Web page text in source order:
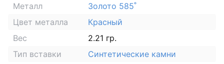
Металл
Золото 585˚
Цвет металла
Красный
Вес
2.21 гр.
Тип вставки
Синтетические камни